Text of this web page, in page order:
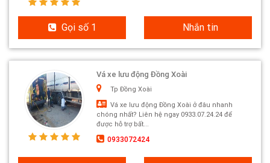
Gọi số 1 Nhắn tin
Vá xe lưu động Đồng Xoài
Tp Đồng Xoài
Vá xe lưu động Đồng Xoài ở đâu nhanh
chóng nhất? Liên hệ ngay 0933.07.24.24 để
được hỗ trợ bất...
0933072424